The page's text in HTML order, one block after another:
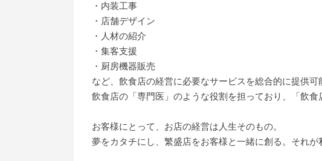
・内装工事
・店舗デザイン
・人材の紹介
・集客支援
・厨房機器販売
など、飲食店の経営に必要なサービスを総合的に提供可
飲食店の「専門医」のような役割を担っており、「飲
お客様にとって、お店の経営は人生そのもの。
夢をカタチにし、繁盛店をお客様と一緒に創る。それが